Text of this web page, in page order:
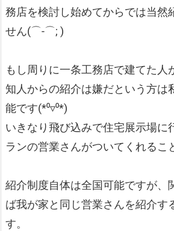
務店を検討し始めてからでは当然
せん(⌒-⌒; )
もし周りに一条工務店で建てた人
知人からの紹介は嫌だという方は
能です(*⁰▿⁰*)
いきなり飛び込みで住宅展示場に
ランの営業さんがついてくれるこ
紹介制度自体は全国可能ですが、
ば我が家と同じ営業さんを紹介す
す。